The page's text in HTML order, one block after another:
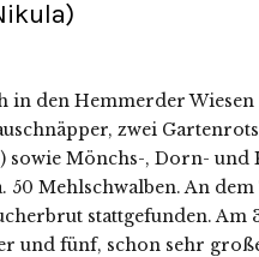
in den Hemmerder
zwei
Mönchs-, Dorn- und
50 Mehlschwalben. An
stattgefunden. Am
und fünf, schon sehr